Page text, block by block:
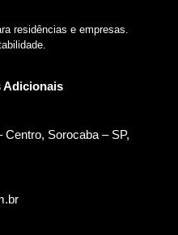
residências e empresas.
Adicionais
Centro, Sorocaba – SP,